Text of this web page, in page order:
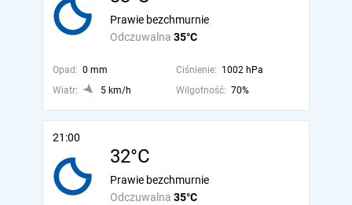
Odczuwalna 35°C
Prawie bezchmurnie
Opad: 0 mm Ciśnienie: 1002 hPa
Wiatr:
5 km/h Wilgotność: 70%
21:00
32°C
Odczuwalna 35°C
Prawie bezchmurnie